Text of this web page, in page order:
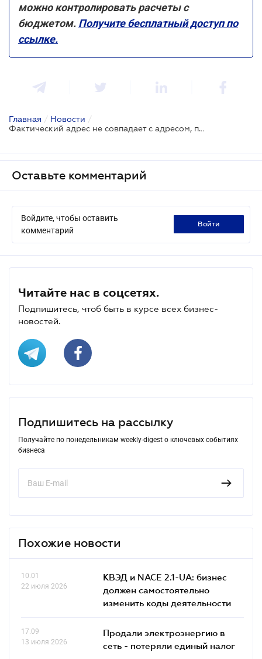
можно контролировать расчеты с
бюджетом. Получите бесплатный доступ по
ссылке.
Главная / Новости /
Фактический адрес не совпадает с адресом, по которому налогоплательщик учитывается в ГНС: последствия
Оставьте комментарий
Войдите, чтобы оставить
комментарий
войти
Читайте нас в соцсетях.
Подпишитесь, чтоб быть в курсе всех бизнес-
новостей.
Подпишитесь на рассылку
Получайте по понедельникам weekly-digest о ключевых событиях
бизнеса
Похожие новости
10.01
22 июля 2026
КВЭД и NACE 2.1-UA: бизнес
должен самостоятельно
изменить коды деятельности
17.09
13 июля 2026
Продали электроэнергию в
сеть - потеряли единый налог